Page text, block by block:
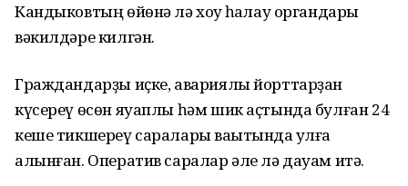
Кандыковтың өйөнә лә хоҡуҡ һаҡлау органдары
вәкилдәре килгән.
Граждандарҙы иҫке, авариялы йорттарҙан
күсереү өсөн яуаплы һәм шик аҫтында булған 24
кеше тикшереү саралары ваҡытында ҡулға
алынған. Оператив саралар әле лә дауам итә.